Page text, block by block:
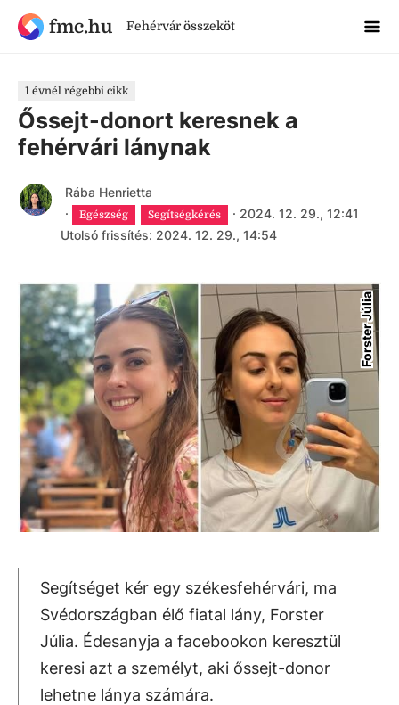
fmc.hu Fehérvár összeköt
1 évnél régebbi cikk
Őssejt-donort keresnek a
fehérvári lánynak
Rába Henrietta
·
Egészség Segítségkérés · 2024. 12. 29., 12:41
Utolsó frissítés: 2024. 12. 29., 14:54
Forster Júlia
Segítséget kér egy székesfehérvári, ma
Svédországban élő fiatal lány, Forster
Júlia. Édesanyja a facebookon keresztül
keresi azt a személyt, aki őssejt-donor
lehetne lánya számára.